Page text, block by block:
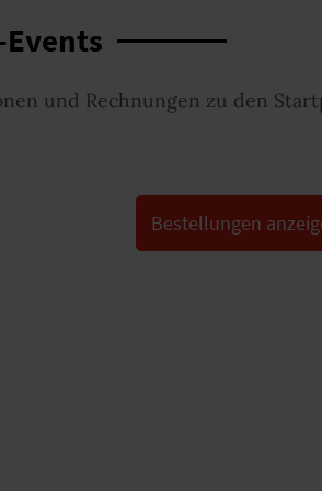
und Rechnungen zu den
Bestellungen